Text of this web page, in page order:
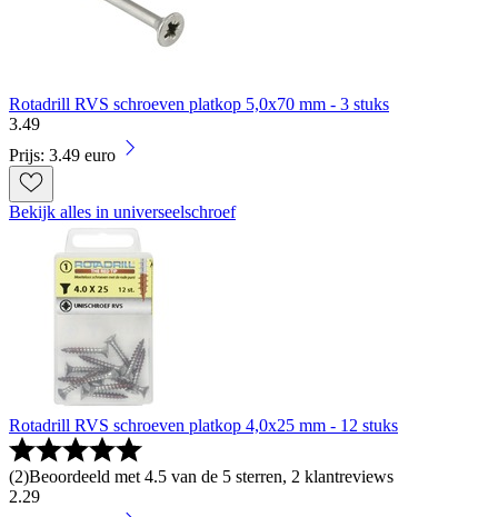
Rotadrill RVS schroeven platkop 5,0x70 mm - 3 stuks
3.49
Prijs: 3.49 euro
Bekijk alles in universeelschroef
Rotadrill RVS schroeven platkop 4,0x25 mm - 12 stuks
(2)Beoordeeld met 4.5 van de 5 sterren, 2 klantreviews
2.29